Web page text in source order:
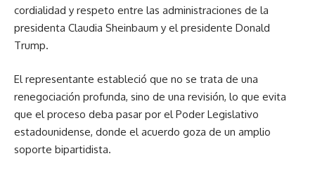
cordialidad y respeto entre las administraciones de la
presidenta Claudia Sheinbaum y el presidente Donald
Trump.
El representante estableció que no se trata de una
renegociación profunda, sino de una revisión, lo que evita
que el proceso deba pasar por el Poder Legislativo
estadounidense, donde el acuerdo goza de un amplio
soporte bipartidista.